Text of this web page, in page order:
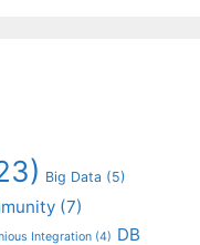
Big Data (5)
(7)
Integration (4) DB